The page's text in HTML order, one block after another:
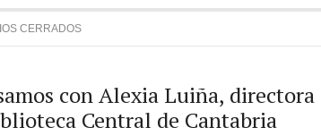
CERRADOS
con Alexia Luiña, directora
Central de Cantabria